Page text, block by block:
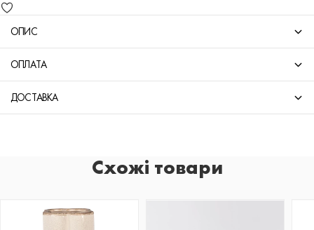
ОПИС
ОПЛАТА
ДОСТАВКА
Схожі товари